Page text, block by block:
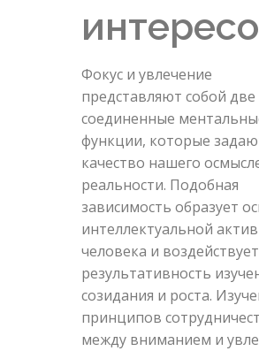
Фокус и увлечение
представляют собой две
соединенные
функции, которые
качество нашего
реальности. Подобная
зависимость образует
интеллектуальной
человека и
результативность
созидания и роста.
принципов
между вниманием и